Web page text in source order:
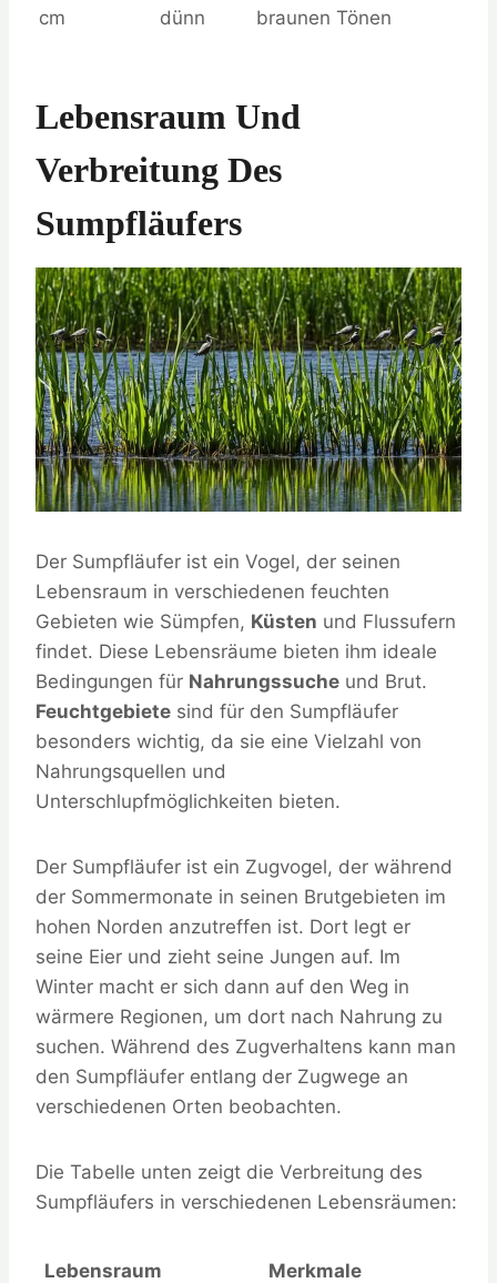
cm dünn braunen Tönen
Lebensraum Und
Verbreitung Des
Sumpfläufers
Der Sumpfläufer ist ein Vogel, der seinen
Lebensraum in verschiedenen feuchten
Gebieten wie Sümpfen, Küsten und Flussufern
findet. Diese Lebensräume bieten ihm ideale
Bedingungen für Nahrungssuche und Brut.
Feuchtgebiete sind für den Sumpfläufer
besonders wichtig, da sie eine Vielzahl von
Nahrungsquellen und
Unterschlupfmöglichkeiten bieten.
Der Sumpfläufer ist ein Zugvogel, der während
der Sommermonate in seinen Brutgebieten im
hohen Norden anzutreffen ist. Dort legt er
seine Eier und zieht seine Jungen auf. Im
Winter macht er sich dann auf den Weg in
wärmere Regionen, um dort nach Nahrung zu
suchen. Während des Zugverhaltens kann man
den Sumpfläufer entlang der Zugwege an
verschiedenen Orten beobachten.
Die Tabelle unten zeigt die Verbreitung des
Sumpfläufers in verschiedenen Lebensräumen:
Lebensraum Merkmale